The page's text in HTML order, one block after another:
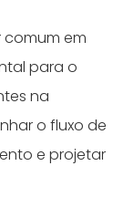
em
para o
na
o fluxo de
e projetar